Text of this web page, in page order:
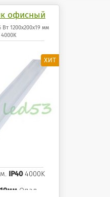
офисный
36 Вт
мм Опал
1200x200x19 мм
IP404000K
Опал